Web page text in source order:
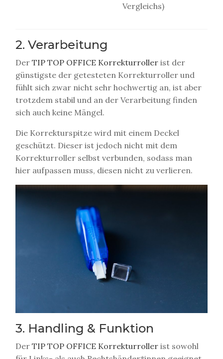
Vergleichs)
2. Verarbeitung
Der TIP TOP OFFICE Korrekturroller ist der
günstigste der getesteten Korrekturroller und
fühlt sich zwar nicht sehr hochwertig an, ist aber
trotzdem stabil und an der Verarbeitung finden
sich auch keine Mängel.
Die Korrekturspitze wird mit einem Deckel
geschützt. Dieser ist jedoch nicht mit dem
Korrekturroller selbst verbunden, sodass man
hier aufpassen muss, diesen nicht zu verlieren.
3. Handling & Funktion
Der TIP TOP OFFICE Korrekturroller ist sowohl